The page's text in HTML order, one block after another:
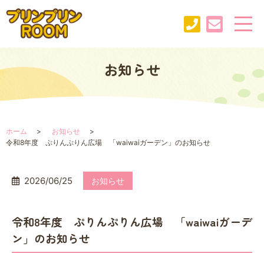
お知らせ
ホーム
お知らせ
令和8年度 ぷりんぷりん広場 「waiwaiガーデン」のお知らせ
2026/06/25 お知らせ
令和8年度 ぷりんぷりん広場 「waiwaiガーデ
ン」のお知らせ